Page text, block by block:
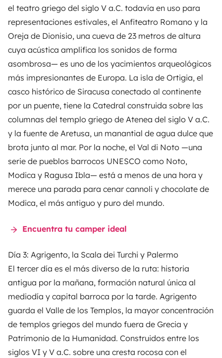
el teatro griego del siglo V a.C. todavía en uso para
representaciones estivales, el Anfiteatro Romano y la
Oreja de Dionisio, una cueva de 23 metros de altura
cuya acústica amplifica los sonidos de forma
asombrosa— es uno de los yacimientos arqueológicos
más impresionantes de Europa. La isla de Ortigia, el
casco histórico de Siracusa conectado al continente
por un puente, tiene la Catedral construida sobre las
columnas del templo griego de Atenea del siglo V a.C.
y la fuente de Aretusa, un manantial de agua dulce que
brota junto al mar. Por la noche, el Val di Noto —una
serie de pueblos barrocos UNESCO como Noto,
Modica y Ragusa Ibla— está a menos de una hora y
merece una parada para cenar cannoli y chocolate de
Modica, el más antiguo y puro del mundo.
Encuentra tu camper ideal
Día 3: Agrigento, la Scala dei Turchi y Palermo
El tercer día es el más diverso de la ruta: historia
antigua por la mañana, formación natural única al
mediodía y capital barroca por la tarde. Agrigento
guarda el Valle de los Templos, la mayor concentración
de templos griegos del mundo fuera de Grecia y
Patrimonio de la Humanidad. Construidos entre los
siglos VI y V a.C. sobre una cresta rocosa con el